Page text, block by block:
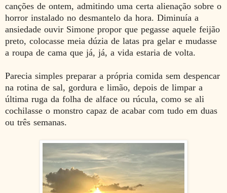
canções de ontem, admitindo uma certa alienação sobre o
horror instalado no desmantelo da hora. Diminuía a
ansiedade ouvir Simone propor que pegasse aquele feijão
preto, colocasse meia dúzia de latas pra gelar e mudasse
a roupa de cama que já, já, a vida estaria de volta.
Parecia simples preparar a própria comida sem despencar
na rotina de sal, gordura e limão, depois de limpar a
última ruga da folha de alface ou rúcula, como se ali
cochilasse o monstro capaz de acabar com tudo em duas
ou três semanas.